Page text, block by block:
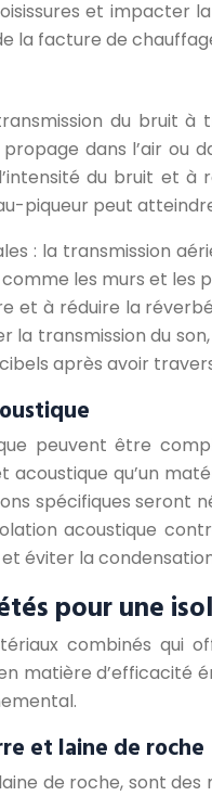
et impacter
la facture de
du bruit
dans l’air
du bruit et
piqueur peut
: la transmission
les murs et les
et à réduire la
la transmission du
après avoir
peuvent être
qu’un
spécifiques
acoustique
éviter la
pour une
combinés qui
matière d’efficacité
et laine de roche
de roche, sont